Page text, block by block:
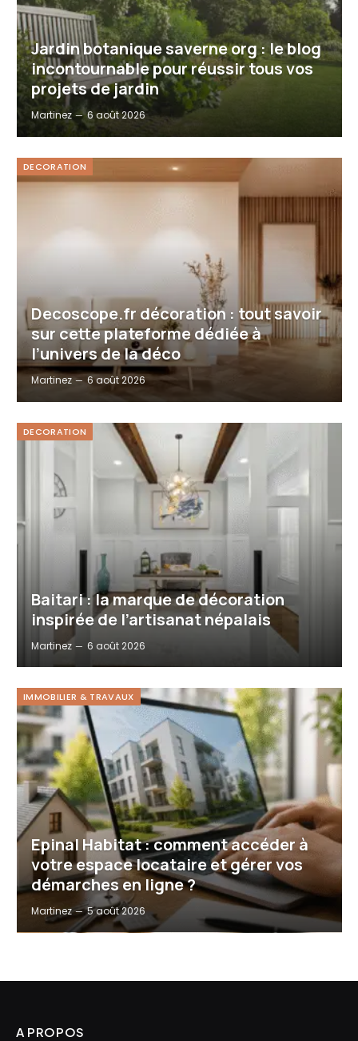
Jardin botanique saverne org : le blog
incontournable pour réussir tous vos
projets de jardin
Martinez 6 août 2026
DECORATION
Decoscope.fr décoration : tout savoir
sur cette plateforme dédiée à
l’univers de la déco
Martinez 6 août 2026
DECORATION
Baitari : la marque de décoration
inspirée de l’artisanat népalais
Martinez 6 août 2026
IMMOBILIER & TRAVAUX
Epinal Habitat : comment accéder à
votre espace locataire et gérer vos
démarches en ligne ?
Martinez 5 août 2026
A PROPOS